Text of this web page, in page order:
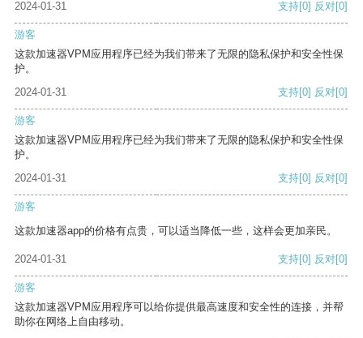
2024-01-31
支持[0] 反对[0]
游客
这款加速器VPM应用程序已经为我们带来了无限的隐私保护和安全性保
护。
2024-01-31
支持[0] 反对[0]
游客
这款加速器VPM应用程序已经为我们带来了无限的隐私保护和安全性保
护。
2024-01-31
支持[0] 反对[0]
游客
这款加速器app的价格有点贵，可以适当降低一些，这样会更加亲民。
2024-01-31 支持[0] 反对[0]
游客
这款加速器VPM应用程序可以给你提供最高速度和安全性的连接，并帮
助你在网络上自由移动。